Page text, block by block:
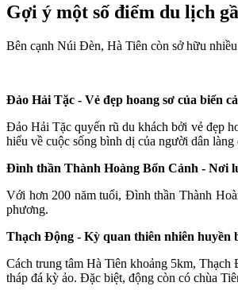
Gợi ý một số điểm du lịch
Bên cạnh Núi Đèn, Hà Tiên còn sở hữu
Đảo Hải Tặc - Vẻ đẹp hoang sơ của biển cả
Đảo Hải Tặc quyến rũ du khách bởi vẻ đẹp
hiểu về cuộc sống bình dị của người dân làng
Đình thần Thành Hoàng Bổn Cảnh - Nơi
Với hơn 200 năm tuổi, Đình thần Thành
phương.
Thạch Động - Kỳ quan thiên nhiên huyền
Cách trung tâm Hà Tiên khoảng 5km,
tháp đá kỳ ảo. Đặc biệt, động còn có chùa